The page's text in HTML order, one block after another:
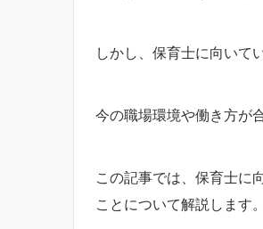
しかし、保育士に向いて
今の職場環境や働き方が
この記事では、保育士に
ことについて解説します。